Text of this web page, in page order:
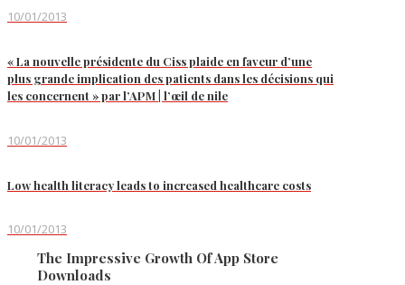
10/01/2013
« La nouvelle présidente du Ciss plaide en faveur d’une
plus grande implication des patients dans les décisions qui
les concernent » par l’APM | l’œil de nile
10/01/2013
Low health literacy leads to increased healthcare costs
10/01/2013
The Impressive Growth Of App Store
Downloads